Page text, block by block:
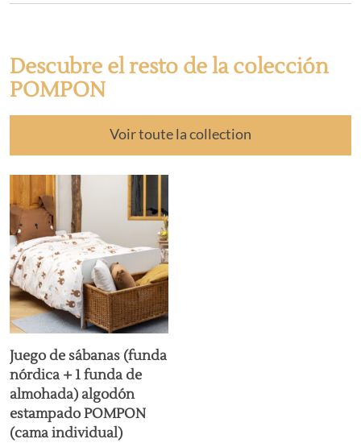
Descubre el resto de la colección
POMPON
Voir toute la collection
Juego de sábanas (funda
nórdica + 1 funda de
almohada) algodón
estampado POMPON
(cama individual)